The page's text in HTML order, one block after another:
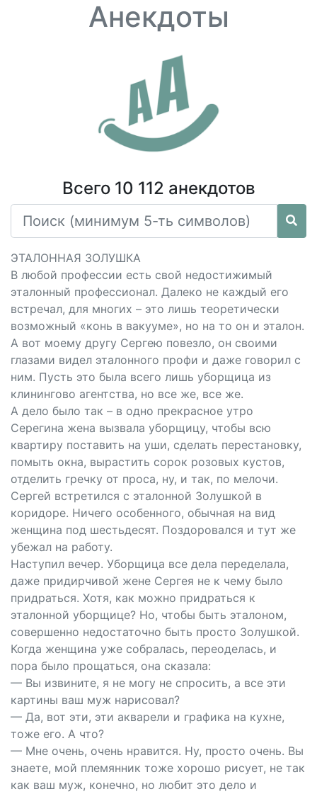
Анекдоты
Всего 10 112 анекдотов
ЭТАЛОННАЯ ЗОЛУШКА
В любой профессии есть свой недостижимый
эталонный профессионал. Далеко не каждый его
встречал, для многих – это лишь теоретически
возможный «конь в вакууме», но на то он и эталон.
А вот моему другу Сергею повезло, он своими
глазами видел эталонного профи и даже говорил с
ним. Пусть это была всего лишь уборщица из
клинингово агентства, но все же, все же.
А дело было так – в одно прекрасное утро
Серегина жена вызвала уборщицу, чтобы всю
квартиру поставить на уши, сделать перестановку,
помыть окна, вырастить сорок розовых кустов,
отделить гречку от проса, ну, и так, по мелочи.
Сергей встретился с эталонной Золушкой в
коридоре. Ничего особенного, обычная на вид
женщина под шестьдесят. Поздоровался и тут же
убежал на работу.
Наступил вечер. Уборщица все дела переделала,
даже придирчивой жене Сергея не к чему было
придраться. Хотя, как можно придраться к
эталонной уборщице? Но, чтобы быть эталоном,
совершенно недостаточно быть просто Золушкой.
Когда женщина уже собралась, переоделась, и
пора было прощаться, она сказала:
— Вы извините, я не могу не спросить, а все эти
картины ваш муж нарисовал?
— Да, вот эти, эти акварели и графика на кухне,
тоже его. А что?
— Мне очень, очень нравится. Ну, просто очень. Вы
знаете, мой племянник тоже хорошо рисует, не так
как ваш муж, конечно, но любит это дело и